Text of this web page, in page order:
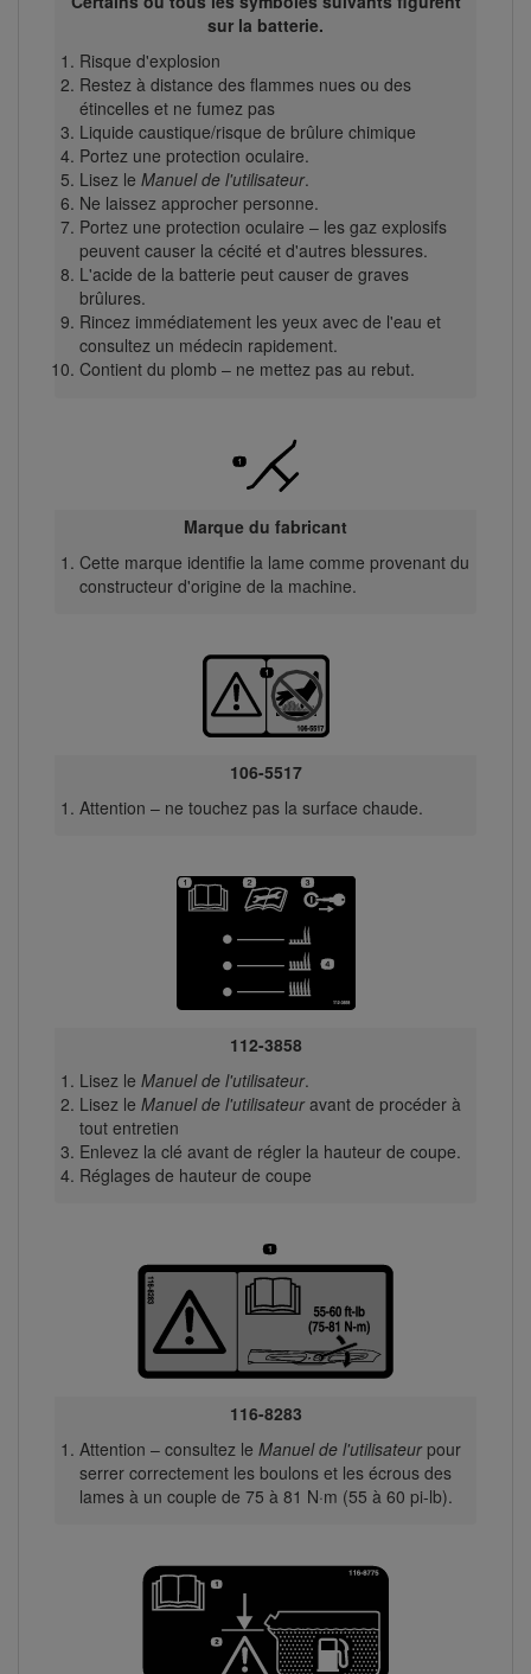
sur la batterie.
Risque d'explosion
Restez à distance des flammes nues ou des
étincelles et ne fumez pas
Liquide caustique/risque de brûlure chimique
Portez une protection oculaire.
Lisez le Manuel de l'utilisateur.
Ne laissez approcher personne.
Portez une protection oculaire – les gaz explosifs
peuvent causer la cécité et d'autres blessures.
L'acide de la batterie peut causer de graves
brûlures.
Rincez immédiatement les yeux avec de l'eau et
consultez un médecin rapidement.
Contient du plomb – ne mettez pas au rebut.
Marque du fabricant
Cette marque identifie la lame comme provenant du
constructeur d'origine de la machine.
106-5517
Attention – ne touchez pas la surface chaude.
112-3858
Lisez le Manuel de l'utilisateur.
Lisez le Manuel de l'utilisateuravant de procéder à
tout entretien
Enlevez la clé avant de régler la hauteur de coupe.
Réglages de hauteur de coupe
116-8283
Attention – consultez le Manuel de l'utilisateurpour
serrer correctement les boulons et les écrous des
lames à un couple de 75 à 81 N·m (55 à 60 pi-lb).